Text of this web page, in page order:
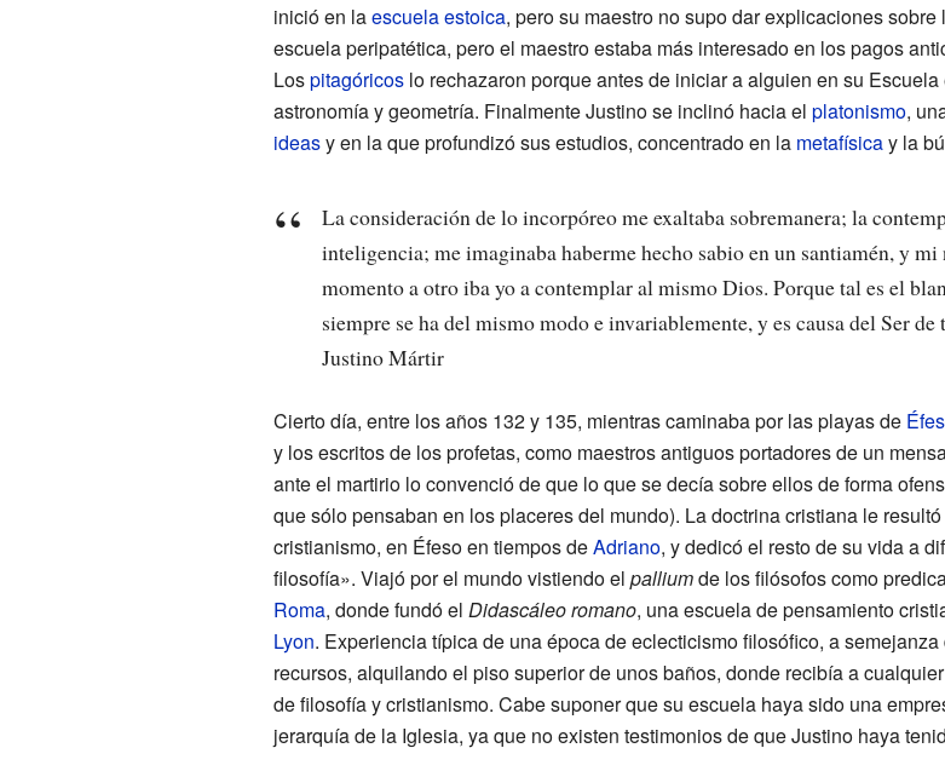
inició en laescuela estoica, pero su maestro no supo dar explicaciones
escuela peripatética, pero el maestro estaba más interesado en los pagos
Lospitagóricoslo rechazaron porque antes de iniciar a alguien en su
astronomía y geometría. Finalmente Justino se inclinó hacia el platonismo,
ideasy en la que profundizó sus estudios, concentrado en la metafísicay la
La consideración de lo incorpóreo me exaltaba sobremanera; la
inteligencia; me imaginaba haberme hecho sabio en un santiamén, y mi
momento a otro iba yo a contemplar al mismo Dios. Porque tal es el
siempre se ha del mismo modo e invariablemente, y es causa del Ser
Justino Mártir
Cierto día, entre los años 132 y 135, mientras caminaba por las playas de
y los escritos de los profetas, como maestros antiguos portadores de un
ante el martirio lo convenció de que lo que se decía sobre ellos de forma
que sólo pensaban en los placeres del mundo). La doctrina cristiana le
cristianismo, en Éfeso en tiempos deAdriano, y dedicó el resto de su vida a
filosofía». Viajó por el mundo vistiendo el palliumde los filósofos como
Roma, donde fundó el Didascáleo romano, una escuela de pensamiento
Lyon. Experiencia típica de una época de eclecticismo filosófico, a
recursos, alquilando el piso superior de unos baños, donde recibía a
de filosofía y cristianismo. Cabe suponer que su escuela haya sido una
jerarquía de la Iglesia, ya que no existen testimonios de que Justino haya